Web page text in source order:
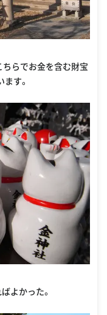
らでお金を含む財宝
す。
よかった。